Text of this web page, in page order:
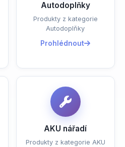
Autodoplňky
Produkty z kategorie
Autodoplňky
Prohlédnout
AKU nářadí
Produkty z kategorie AKU